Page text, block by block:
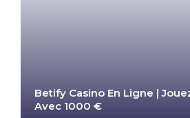
Betify Casino En Ligne |
Avec 1000 €